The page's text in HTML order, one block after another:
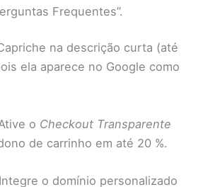
Frequentes”.
na descrição curta (até
ela aparece no Google como
o Checkout Transparente
de carrinho em até 20 %.
Integre o domínio personalizado